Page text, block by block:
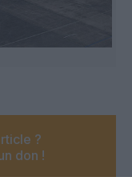
?
don !